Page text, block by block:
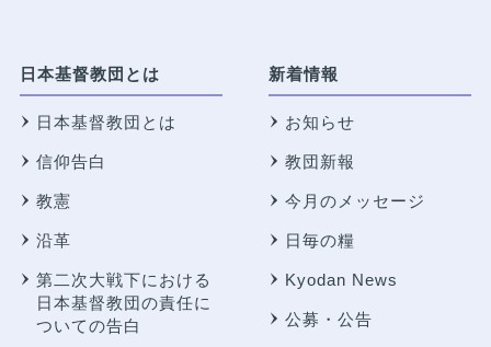
日本基督教団とは
日本基督教団とは
信仰告白
教憲
沿革
第二次大戦下における
日本基督教団の責任に
ついての告白
新着情報
お知らせ
教団新報
今月のメッセージ
日毎の糧
Kyodan News
公募・公告